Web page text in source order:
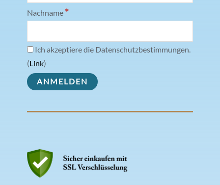
Nachname *
Ich akzeptiere die Datenschutzbestimmungen.
(Link)